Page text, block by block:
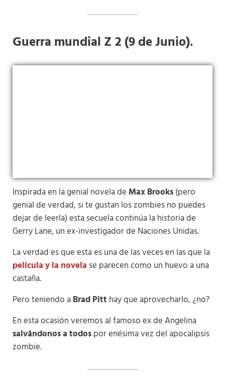
Guerra mundial Z 2 (9 de Junio).
Inspirada en la genial novela de Max Brooks(pero
genial de verdad, si te gustan los zombies no puedes
dejar de leerla) esta secuela continúa la historia de
Gerry Lane, un ex-investigador de Naciones Unidas.
La verdad es que esta es una de las veces en las que la
película y la novela se parecen como un huevo a una
castaña.
Pero teniendo aBrad Pitt hay que aprovecharlo, ¿no?
En esta ocasión veremos al famoso ex de Angelina
salvándonos a todospor enésima vez del apocalipsis
zombie.